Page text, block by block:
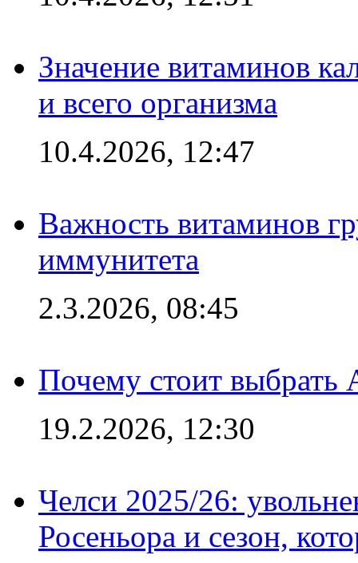
Значение витаминов
и всего организма
10.4.2026, 12:47
Важность витаминов
иммунитета
2.3.2026, 08:45
Почему стоит выбрать
19.2.2026, 12:30
Челси 2025/26:
Росеньора и сезон,